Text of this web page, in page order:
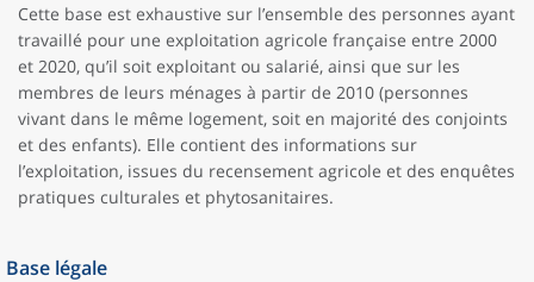
Cette base est exhaustive sur l’ensemble des personnes ayant
travaillé pour une exploitation agricole française entre 2000
et 2020, qu’il soit exploitant ou salarié, ainsi que sur les
membres de leurs ménages à partir de 2010 (personnes
vivant dans le même logement, soit en majorité des conjoints
et des enfants). Elle contient des informations sur
l’exploitation, issues du recensement agricole et des enquêtes
pratiques culturales et phytosanitaires.
Base légale